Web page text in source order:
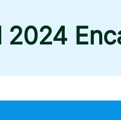
2024